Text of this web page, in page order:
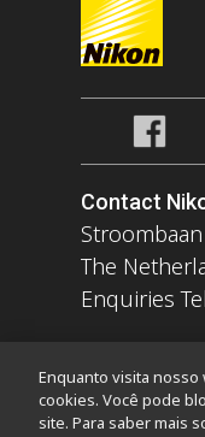
Contact
The
Enquiries
Enquanto visita
cookies. Você pode
site. Para saber mais